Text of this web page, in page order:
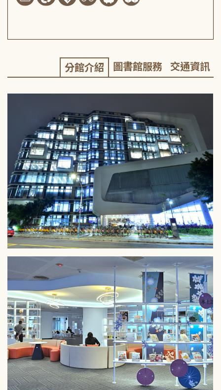
分館介紹 圖書館服務 交通資訊